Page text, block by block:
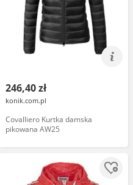
246,40 zł
konik.com.pl
Covalliero Kurtka damska
pikowana AW25